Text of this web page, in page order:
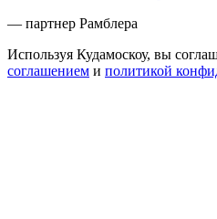
— партнер Рамблера
Используя Кудамоскоу, вы
соглашением и политикой